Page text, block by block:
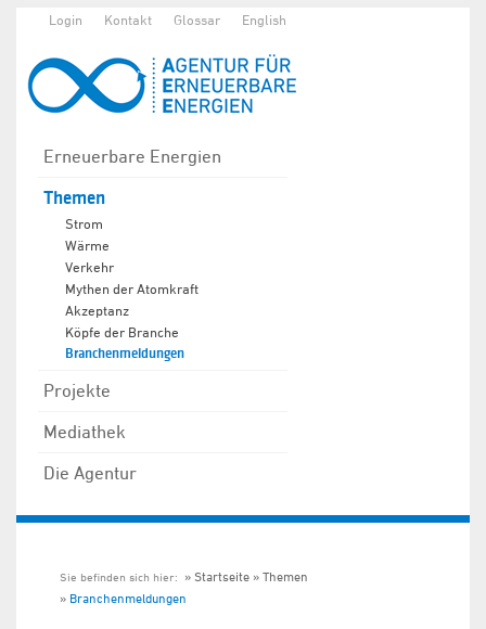
Login Kontakt Glossar English
Erneuerbare Energien
Themen
Strom
Wärme
Verkehr
Mythen der Atomkraft
Akzeptanz
Köpfe der Branche
Branchenmeldungen
Projekte
Mediathek
Die Agentur
Sie befinden sich hier: Startseite
Themen
Branchenmeldungen